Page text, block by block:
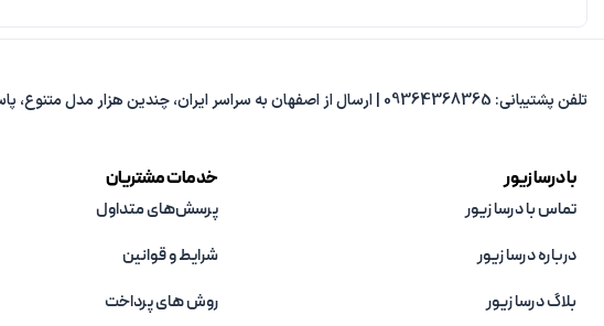
تلفن پشتیبانی: 09364368365 | ارسال از اصفهان به سراسر ایران، چندین هزار مدل متنوع، پاسخ‌گویی از 8 صبح تا 8 شب.
با درسا زیور
تماس با درسا زیور
درباره درسا زیور
بلاگ درسا زیور
خدمات مشتریان
پرسش‌های متداول
شرایط و قوانین
روش های پرداخت